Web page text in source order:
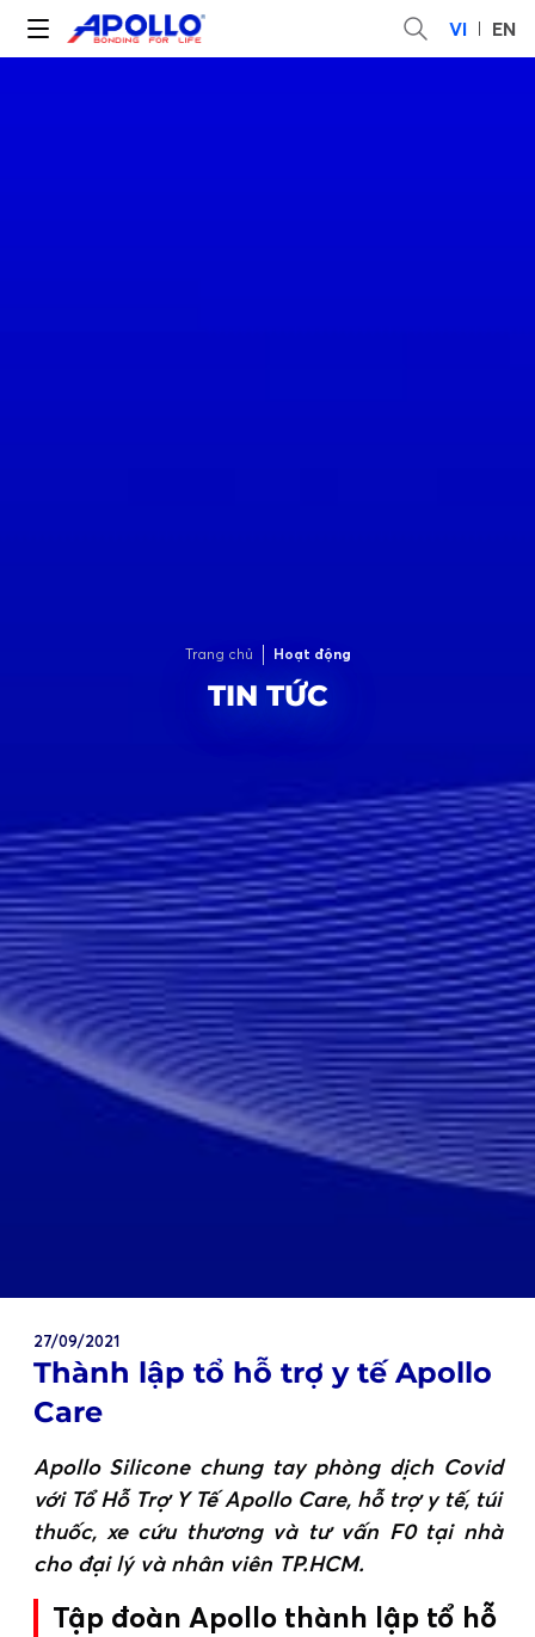
VI EN
Trang chủ Hoạt động
TIN TỨC
27/09/2021
Thành lập tổ hỗ trợ y tế Apollo
Care
Apollo Silicone chung tay phòng dịch Covid
với Tổ Hỗ Trợ Y Tế Apollo Care, hỗ trợ y tế, túi
thuốc, xe cứu thương và tư vấn F0 tại nhà
cho đại lý và nhân viên TP.HCM.
Tập đoàn Apollo thành lập tổ hỗ